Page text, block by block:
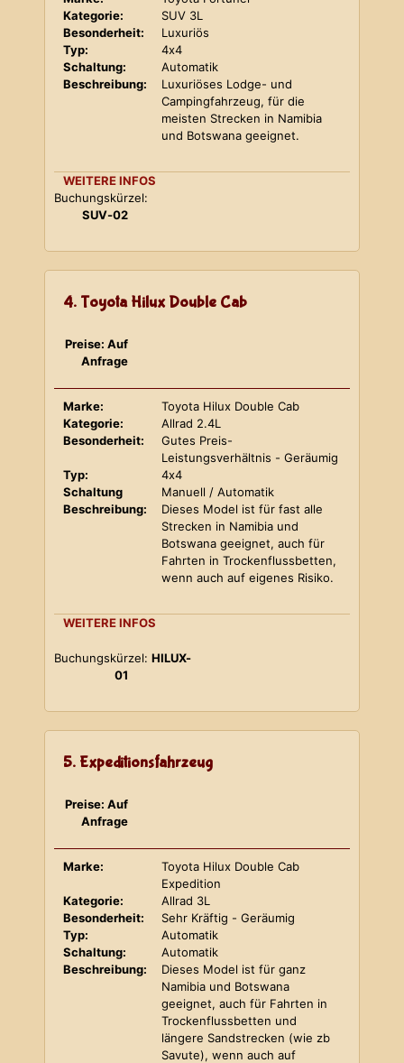
Kategorie:
SUV 3L
Besonderheit:
Luxuriös
Typ:
4x4
Schaltung:
Automatik
Beschreibung:
Luxuriöses Lodge- und
Campingfahrzeug, für die
meisten Strecken in Namibia
und Botswana geeignet.
WEITERE INFOS
Buchungskürzel:
SUV-02
4. Toyota Hilux Double Cab
Preise: Auf
Anfrage
Marke:
Toyota Hilux Double Cab
Kategorie:
Allrad 2.4L
Besonderheit:
Gutes Preis-
Leistungsverhältnis - Geräumig
Typ:
4x4
Schaltung
Manuell / Automatik
Beschreibung:
Dieses Model ist für fast alle
Strecken in Namibia und
Botswana geeignet, auch für
Fahrten in Trockenflussbetten,
wenn auch auf eigenes Risiko.
WEITERE INFOS
Buchungskürzel: HILUX-
01
5. Expeditionsfahrzeug
Preise: Auf
Anfrage
Marke:
Toyota Hilux Double Cab
Expedition
Kategorie:
Allrad 3L
Besonderheit:
Sehr Kräftig - Geräumig
Typ:
Automatik
Schaltung:
Automatik
Beschreibung:
Dieses Model ist für ganz
Namibia und Botswana
geeignet, auch für Fahrten in
Trockenflussbetten und
längere Sandstrecken (wie zb
Savute), wenn auch auf